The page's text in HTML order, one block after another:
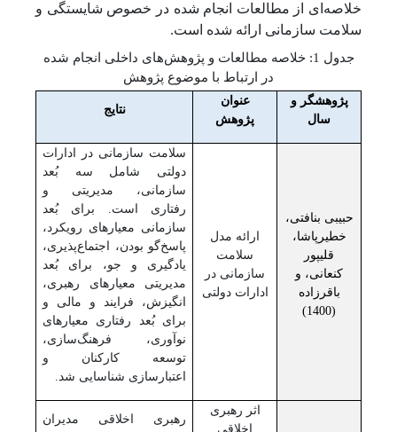
خلاصه‌ای از مطالعات انجام شده در خصوص شایستگی و
سلامت سازمانی ارائه شده است.
جدول 1: خلاصه مطالعات و پژوهش‌های داخلی انجام شده
در ارتباط با موضوع پژوهش
پژوهشگر و
سال
عنوان
پژوهش
نتایج
حبیبی بنافتی،
خطیرپاشا،
قلیپور
کنعانی، و
باقرزاده
(1400)
ارائه مدل
سلامت
سازمانی در
ادارات دولتی
سلامت سازمانی در ادارات
دولتی شامل سه بُعد
سازمانی، مدیریتی و
رفتاری است. برای بُعد
سازمانی معیارهای رویکرد،
پاسخ‌گو بودن، اجتماع‌پذیری،
یادگیری و جو، برای بُعد
مدیریتی معیارهای رهبری،
انگیزش، فرایند و مالی و
برای بُعد رفتاری معیارهای
نوآوری، فرهنگ‌سازی،
توسعه کارکنان و
اعتبارسازی شناسایی شد.
اثر رهبری
اخلاقی
رهبری اخلاقی مدیران